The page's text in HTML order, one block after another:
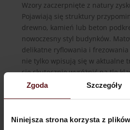
Zgoda Szczegóły
Niniejsza strona korzysta z
Wzory zaczerpnięte z natury
Pojawiają się struktury
drewno, kamień lub beton
nowoczesny styl budynków.
delikatne ryflowania i
nie tylko wpisują się w aktualne
się skutecznie wyróżnić na tle
powierzchni.
Inteligentne technologie w
Nowoczesne drzwi zewnętrzne to